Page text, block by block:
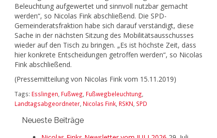
Beleuchtung aufgewertet und sinnvoll nutzbar gemacht
werden“, so Nicolas Fink abschließend. Die SPD-
Gemeinderatsfraktion habe sich darauf verständigt, diese
Sache in der nächsten Sitzung des Mobilitätsausschusses
wieder auf den Tisch zu bringen. „Es ist höchste Zeit, dass
hier konkrete Entscheidungen getroffen werden“, so Nicolas
Fink abschließend.
(Pressemitteilung von Nicolas Fink vom 15.11.2019)
Tags: Esslingen Fußweg Fußwegbeleuchtung
Landtagsabgeordneter Nicolas Fink RSKN SPD
Neueste Beiträge